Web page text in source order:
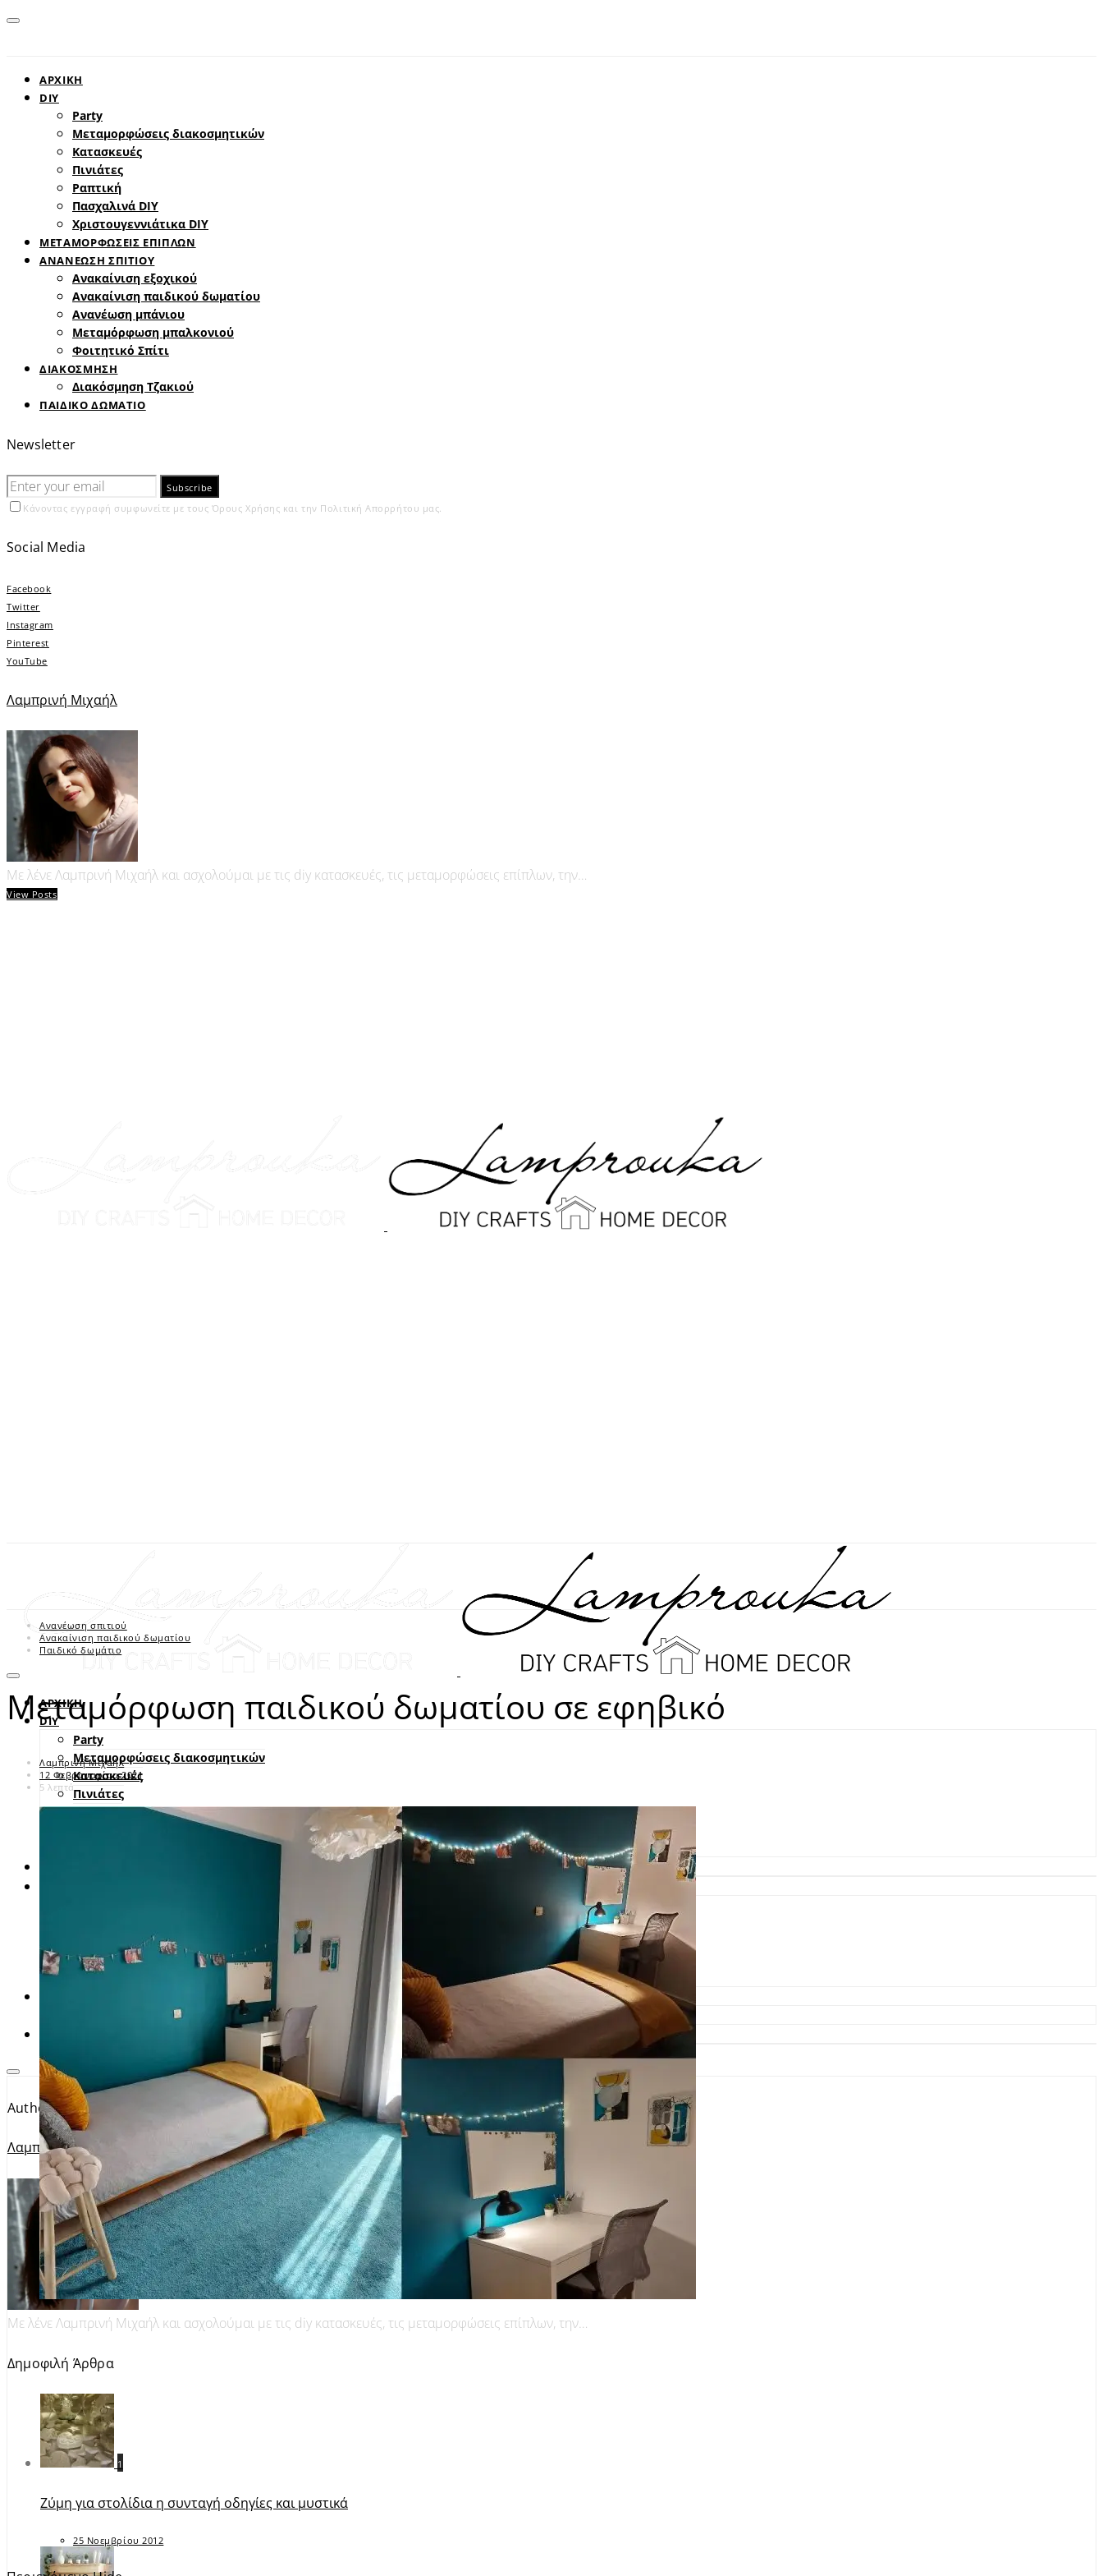
ΑΡΧΙΚΗ
DIY
Party
Μεταμορφώσεις διακοσμητικών
Κατασκευές
Πινιάτες
Ραπτική
Πασχαλινά DIY
Χριστουγεννιάτικα DIY
ΜΕΤΑΜΟΡΦΩΣΕΙΣ ΕΠΙΠΛΩΝ
ΑΝΑΝΕΩΣΗ ΣΠΙΤΙΟΥ
Ανακαίνιση εξοχικού
Ανακαίνιση παιδικού δωματίου
Ανανέωση μπάνιου
Μεταμόρφωση μπαλκονιού
Φοιτητικό Σπίτι
ΔΙΑΚΟΣΜΗΣΗ
Διακόσμηση Τζακιού
ΠΑΙΔΙΚΟ ΔΩΜΑΤΙΟ
Newsletter
Subscribe
Κάνοντας εγγραφή συμφωνείτε με τους Όρους Χρήσης και την Πολιτική Απορρήτου μας.
Social Media
Facebook
Twitter
Instagram
Pinterest
YouTube
Λαμπρινή Μιχαήλ
Με λένε Λαμπρινή Μιχαήλ και ασχολούμαι με τις diy κατασκευές, τις μεταμορφώσεις επίπλων, την…
View Posts
ΑΡΧΙΚΗ
DIY
Party
Μεταμορφώσεις διακοσμητικών
Κατασκευές
Πινιάτες
Ραπτική
Ανανέωση μπάνιου
Μεταμόρφωση μπαλκονιού
Φοιτητικό Σπίτι
Διακόσμηση Τζακιού
Author
Λαμπρινή Μιχαήλ
Με λένε Λαμπρινή Μιχαήλ και ασχολούμαι με τις diy κατασκευές, τις μεταμορφώσεις επίπλων, την…
Δημοφιλή Άρθρα
1
Ζύμη για στολίδια η συνταγή οδηγίες και μυστικά
25 Νοεμβρίου 2012
Ανανέωση σπιτιού
Ανακαίνιση παιδικού δωματίου
Παιδικό δωμάτιο
Μεταμόρφωση παιδικού δωματίου σε εφηβικό
Λαμπρινή Μιχαήλ
12 Φεβρουαρίου 2021
5 λεπτά